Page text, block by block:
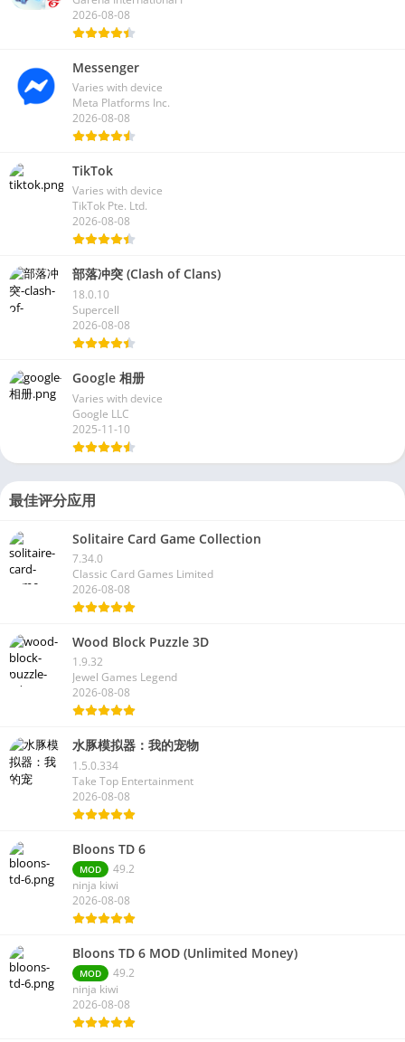
2026-08-08
Messenger
Varies with device
Meta Platforms Inc.
2026-08-08
TikTok
Varies with device
TikTok Pte. Ltd.
2026-08-08
部落冲突 (Clash of Clans)
18.0.10
Supercell
2026-08-08
Google 相册
Varies with device
Google LLC
2025-11-10
最佳评分应用
Solitaire Card Game Collection
7.34.0
Classic Card Games Limited
2026-08-08
Wood Block Puzzle 3D
1.9.32
Jewel Games Legend
2026-08-08
水豚模拟器：我的宠物
1.5.0.334
Take Top Entertainment
2026-08-08
Bloons TD 6
MOD
49.2
ninja kiwi
2026-08-08
Bloons TD 6 MOD (Unlimited Money)
MOD
49.2
ninja kiwi
2026-08-08